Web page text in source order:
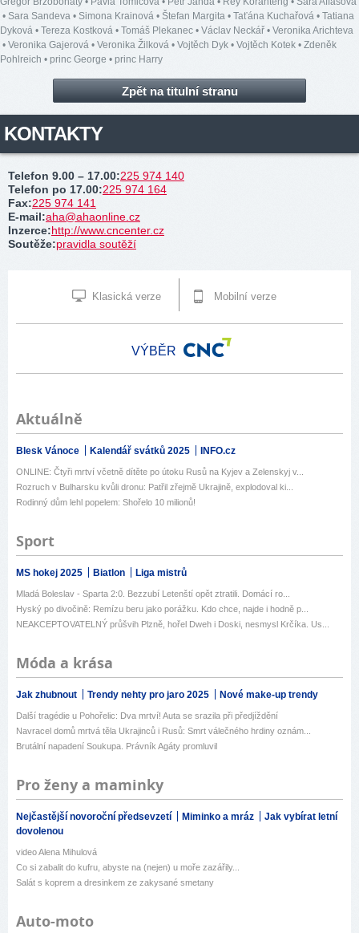
• Sara Sandeva • Simona Krainová • Štefan Margita • Taťána Kuchařová • Tatiana
Dyková • Tereza Kostková • Tomáš Plekanec • Václav Neckář • Veronika Arichteva
• Veronika Gajerová • Veronika Žilková • Vojtěch Dyk • Vojtěch Kotek • Zdeněk
Pohlreich • princ George • princ Harry
Zpět na titulní stranu
KONTAKTY
Telefon 9.00 – 17.00:225 974 140
Telefon po 17.00:225 974 164
Fax:225 974 141
E-mail:aha@ahaonline.cz
Inzerce:http://www.cncenter.cz
Soutěže:pravidla soutěží
Klasická verze Mobilní verze
VÝBĚR
Aktuálně
Blesk Vánoce Kalendář svátků 2025 INFO.cz
ONLINE: Čtyři mrtví včetně dítěte po útoku Rusů na Kyjev a Zelenskyj v...
Rozruch v Bulharsku kvůli dronu: Patřil zřejmě Ukrajině, explodoval ki...
Rodinný dům lehl popelem: Shořelo 10 milionů!
Sport
MS hokej 2025 Biatlon Liga mistrů
Mladá Boleslav - Sparta 2:0. Bezzubí Letenští opět ztratili. Domácí ro...
Hyský po divočině: Remízu beru jako porážku. Kdo chce, najde i hodně p...
NEAKCEPTOVATELNÝ průšvih Plzně, hořel Dweh i Doski, nesmysl Krčíka. Us...
Móda a krása
Jak zhubnout Trendy nehty pro jaro 2025 Nové make-up trendy
Další tragédie u Pohořelic: Dva mrtví! Auta se srazila při předjíždění
Navracel domů mrtvá těla Ukrajinců i Rusů: Smrt válečného hrdiny oznám...
Brutální napadení Soukupa. Právník Agáty promluvil
Pro ženy a maminky
Nejčastější novoroční předsevzetí Miminko a mráz
Jak vybírat letní
dovolenou
video Alena Mihulová
Co si zabalit do kufru, abyste na (nejen) u moře zazářily...
Salát s koprem a dresinkem ze zakysané smetany
Auto-moto